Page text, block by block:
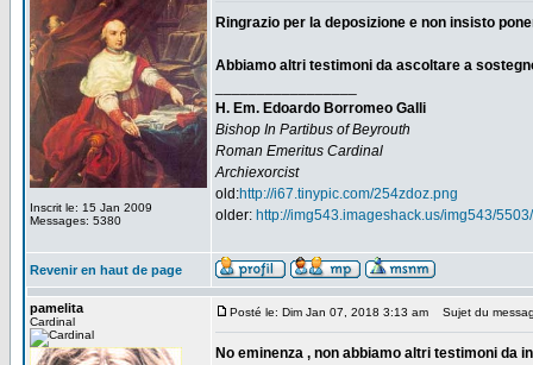
Inscrit le: 15 Jan 2009
Messages: 5380
Ringrazio per la deposizione e non insisto
Abbiamo altri testimoni da ascoltare a
H. Em. Edoardo Borromeo Galli
Bishop In Partibus of Beyrouth
Roman Emeritus Cardinal
Archiexorcist
old:http://i67.tinypic.com/254zdoz.png
older: http://img543.imageshack.us/img543/
Revenir en haut de page
pamelita
Cardinal
Posté le: Dim Jan 07, 2018 3:13 am Sujet du
No eminenza , non abbiamo altri testimoni da